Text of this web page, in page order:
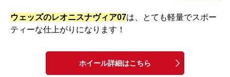
ウェッズのレオニスナヴィア07は、とても軽量でスポー
ティーな仕上がりになります！
ホイール詳細はこちら